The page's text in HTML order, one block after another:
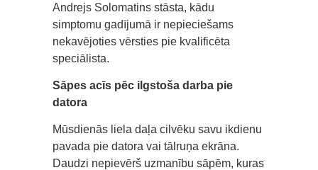
Andrejs Solomatins stāsta, kādu
simptomu gadījumā ir nepieciešams
nekavējoties vērsties pie kvalificēta
speciālista.
Sāpes acīs pēc ilgstoša darba pie
datora
Mūsdienās liela daļa cilvēku savu ikdienu
pavada pie datora vai tālruņa ekrāna.
Daudzi nepievērš uzmanību sāpēm, kuras